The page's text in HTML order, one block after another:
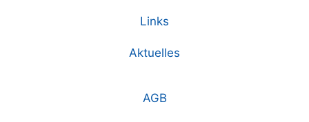
Links
Aktuelles
AGB